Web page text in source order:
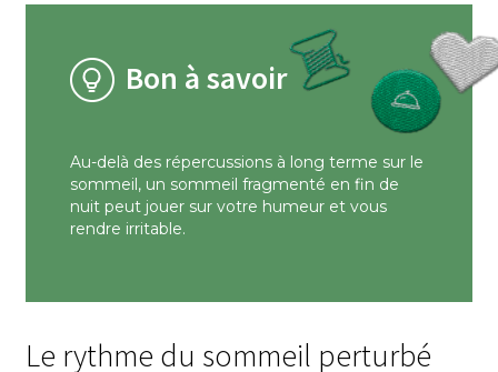
Bon à savoir
Au-delà des répercussions à long terme sur le
sommeil, un sommeil fragmenté en fin de
nuit peut jouer sur votre humeur et vous
rendre irritable.
Le rythme du sommeil perturbé